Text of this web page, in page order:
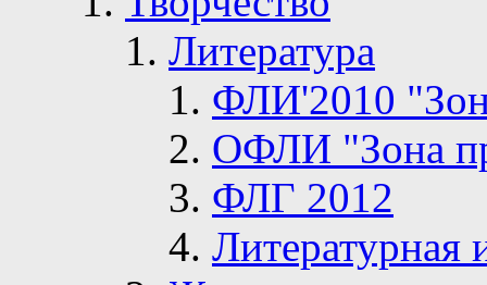
Литература
ФЛИ'2010
ОФЛИ "Зона
ФЛГ 2012